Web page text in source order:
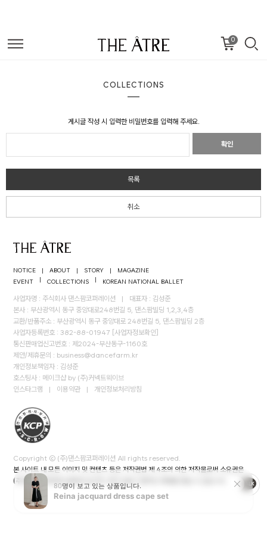
0
COLLECTIONS
게시글 작성 시 입력한 비밀번호를 입력해 주세요.
확인
목록
취소
NOTICE | ABOUT | STORY |
MAGAZINE
EVENT
| COLLECTIONS | KOREAN NATIONAL BALLET
사업자명 : 주식회사 댄스팜코퍼레이션 |
대표자 : 김성준
본사 : 부산광역시 동구 중앙대로248번길 5, 댄스팜빌딩 1,2,3,4층
교환/반품주소 : 부산광역시 동구 중앙대로 248번길 5, 댄스팜빌딩 2층
사업자등록번호 : 382-88-01947 [사업자정보확인]
통신판매업신고번호 : 제2024-부산동구-1160호
제안/제휴문의 : business@dancefarm.kr
개인정보책임자 : 김성준
호스팅사 : 메이크샵 by (주)커넥트웨이브
인스타그램
| 이용약관 | 개인정보처리방침
Copyright © (주)댄스팜코퍼레이션 All rights reserved.
본 사이트 내 모든 이미지 및 컨텐츠 등은 저작권법 제 4조의 의한 저작물로써 소유권은
(주)댄스팜코퍼레이션에게 있으며, 무단 도용시 법적인 제재를 받을 수 있습니다.